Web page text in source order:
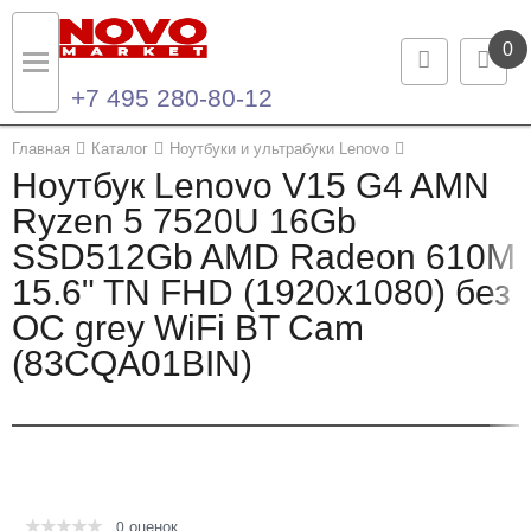
0
+7 495 280-80-12
Главная Каталог Ноутбуки и ультрабуки Lenovo
Ноутбук Lenovo V15 G4 AMN
Ryzen 5 7520U 16Gb
SSD512Gb AMD Radeon 610M
15.6" TN FHD (1920x1080) без
ОС grey WiFi BT Cam
(83CQA01BIN)
0 оценок
Назад
Каталог продукции
Ноутбуки и ультрабуки
Компьютеры
Моноблоки
Назад
Контакты
Контактная информация